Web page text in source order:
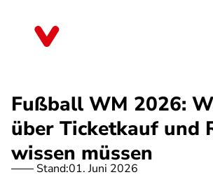
Fußball WM 2026:
über Ticketkauf und
wissen müssen
Stand:01. Juni 2026